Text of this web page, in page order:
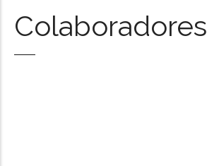
Colaboradores